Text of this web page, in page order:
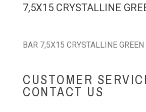
7,5X15 CRYSTALLINE
BAR 7,5X15 CRYSTALLINE
CUSTOMER
CONTACT US